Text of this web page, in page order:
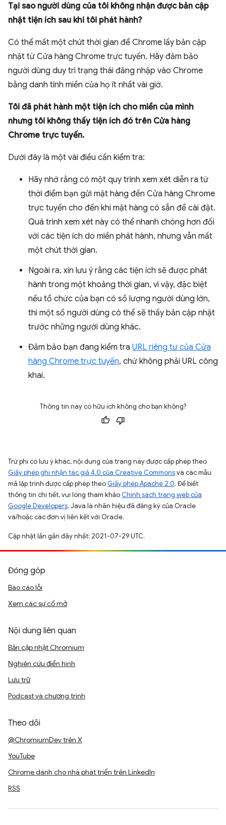
Tại sao người dùng của tôi không nhận được bản cập
nhật tiện ích sau khi tôi phát hành?
Có thể mất một chút thời gian để Chrome lấy bản cập
nhật từ Cửa hàng Chrome trực tuyến. Hãy đảm bảo
người dùng duy trì trạng thái đăng nhập vào Chrome
bằng danh tính miền của họ ít nhất vài giờ.
Tôi đã phát hành một tiện ích cho miền của mình
nhưng tôi không thấy tiện ích đó trên Cửa hàng
Chrome trực tuyến.
Dưới đây là một vài điều cần kiểm tra:
Hãy nhớ rằng có một quy trình xem xét diễn ra từ
thời điểm bạn gửi mặt hàng đến Cửa hàng Chrome
trực tuyến cho đến khi mặt hàng có sẵn để cài đặt.
Quá trình xem xét này có thể nhanh chóng hơn đối
với các tiện ích do miền phát hành, nhưng vẫn mất
một chút thời gian.
Ngoài ra, xin lưu ý rằng các tiện ích sẽ được phát
hành trong một khoảng thời gian, vì vậy, đặc biệt
nếu tổ chức của bạn có số lượng người dùng lớn,
thì một số người dùng có thể sẽ thấy bản cập nhật
trước những người dùng khác.
Đảm bảo bạn đang kiểm tra URL riêng tư của Cửa
hàng Chrome trực tuyến, chứ không phải URL công
khai.
Thông tin này có hữu ích không cho bạn không?
Trừ phi có lưu ý khác, nội dung của trang này được cấp phép theo
Giấy phép ghi nhận tác giả 4.0 của Creative Commonsvà các mẫu
mã lập trình được cấp phép theo Giấy phép Apache 2.0. Để biết
thông tin chi tiết, vui lòng tham khảo Chính sách trang web của
Google Developers. Java là nhãn hiệu đã đăng ký của Oracle
và/hoặc các đơn vị liên kết với Oracle.
Cập nhật lần gần đây nhất: 2021-07-29 UTC.
Đóng góp
Báo cáo lỗi
Xem các sự cố mở
Nội dung liên quan
Bản cập nhật Chromium
Nghiên cứu điển hình
Lưu trữ
Podcast và chương trình
Theo dõi
@ChromiumDev trên X
YouTube
Chrome dành cho nhà phát triển trên LinkedIn
RSS